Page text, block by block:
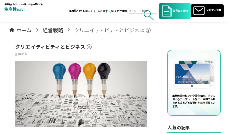
生産性向上のヒントが見つかる情報サイト
生産性naviとはカテゴリから探す セミナー情報 お役立ち資料 メルマガ登録
ホーム 経営戦略 クリエイティビティとビジネス ③
クリエイティビティとビジネス ③
2025.07.04
業務改善のヒントや調査結果、すぐに
使えるテンプレートなど、実務で活用
できるさまざまな資料を取り揃えてい
ます。
人気の記事